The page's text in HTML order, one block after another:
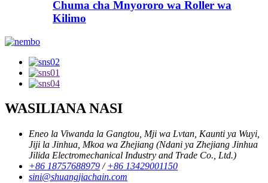
Chuma cha Mnyororo wa Roller wa
Kilimo
WASILIANA NASI
Eneo la Viwanda la Gangtou, Mji wa Lvtan, Kaunti ya Wuyi,
Jiji la Jinhua, Mkoa wa Zhejiang (Ndani ya Zhejiang Jinhua
Jilida Electromechanical Industry and Trade Co., Ltd.)
+86 18757688979 /+86 13429001150
sini@shuangjiachain.com